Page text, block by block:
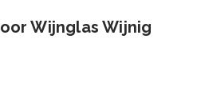
Wijnglas Wijnig